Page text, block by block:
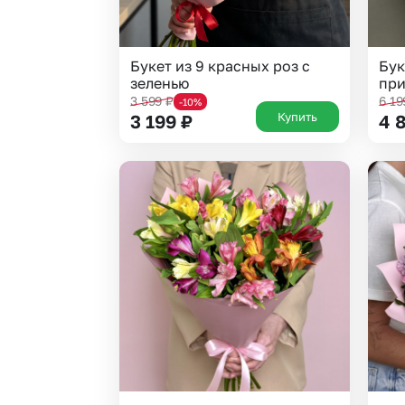
Букет из 9 красных роз с
зеленью
3 599₽ -10%
3 199 ₽ Купить
6
4